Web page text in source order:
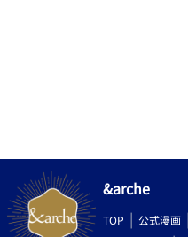
&arche
TOP 公式漫画